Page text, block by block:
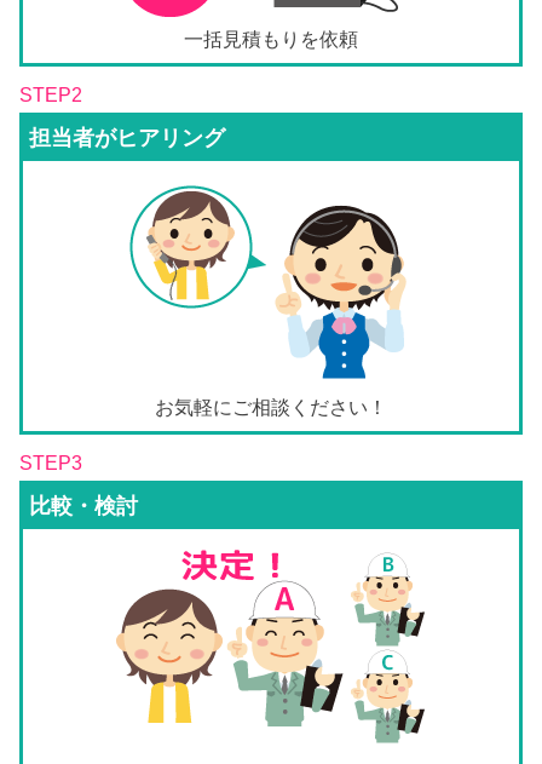
一括見積もりを依頼
STEP2
担当者がヒアリング
お気軽にご相談ください！
STEP3
比較・検討